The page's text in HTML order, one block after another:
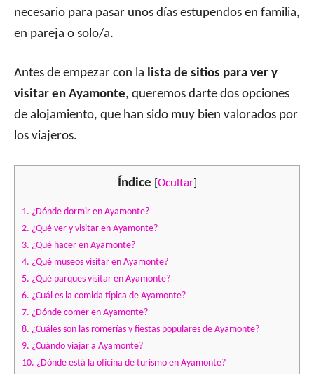
necesario para pasar unos días estupendos en familia,
en pareja o solo/a.
Antes de empezar con la lista de sitios para ver y
visitar en Ayamonte, queremos darte dos opciones
de alojamiento, que han sido muy bien valorados por
los viajeros.
Índice [Ocultar]
1. ¿Dónde dormir en Ayamonte?
2. ¿Qué ver y visitar en Ayamonte?
3. ¿Qué hacer en Ayamonte?
4. ¿Qué museos visitar en Ayamonte?
5. ¿Qué parques visitar en Ayamonte?
6. ¿Cuál es la comida típica de Ayamonte?
7. ¿Dónde comer en Ayamonte?
8. ¿Cuáles son las romerías y fiestas populares de Ayamonte?
9. ¿Cuándo viajar a Ayamonte?
10. ¿Dónde está la oficina de turismo en Ayamonte?